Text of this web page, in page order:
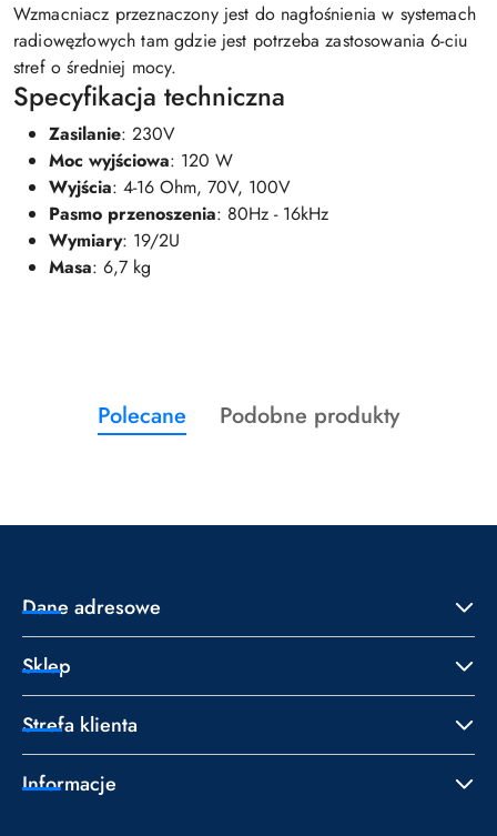
Wzmacniacz przeznaczony jest do nagłośnienia w systemach
radiowęzłowych tam gdzie jest potrzeba zastosowania 6-ciu
stref o średniej mocy.
Specyfikacja techniczna
Zasilanie: 230V
Moc wyjściowa: 120 W
Wyjścia: 4-16 Ohm, 70V, 100V
Pasmo przenoszenia: 80Hz - 16kHz
Wymiary: 19/2U
Masa: 6,7 kg
Pomiń karuzelę produktów
Produkty
o
Polecane
Produkty
Podobne produkty
Dane adresowe
Sklep
Strefa klienta
Informacje